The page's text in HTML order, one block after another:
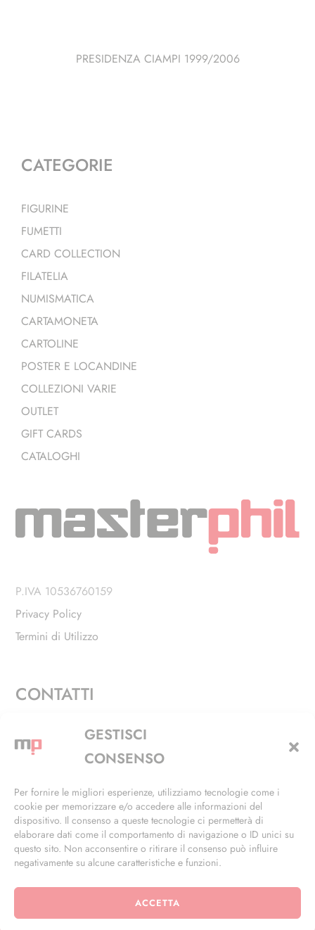
GESTISCI
CONSENSO
Per fornire le migliori esperienze, utilizziamo tecnologie come i
cookie per memorizzare e/o accedere alle informazioni del
dispositivo. Il consenso a queste tecnologie ci permetterà di
elaborare dati come il comportamento di navigazione o ID unici su
questo sito. Non acconsentire o ritirare il consenso può influire
negativamente su alcune caratteristiche e funzioni.
ACCETTA
PRESIDENZA CIAMPI 1999/2006
CATEGORIE
FIGURINE
FUMETTI
CARD COLLECTION
FILATELIA
NUMISMATICA
CARTAMONETA
CARTOLINE
POSTER E LOCANDINE
COLLEZIONI VARIE
OUTLET
GIFT CARDS
CATALOGHI
P.IVA 10536760159
Privacy Policy
Termini di Utilizzo
CONTATTI
Via Alfieri, 27 - Trezzano Sul Naviglio (MI)
+39 02 4846 3155
info@masterphil.it